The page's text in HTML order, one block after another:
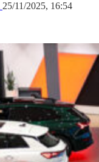
25/11/2025, 16:54